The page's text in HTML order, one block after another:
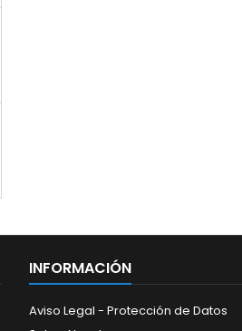
INFORMACIÓN
Aviso Legal - Protección de Datos